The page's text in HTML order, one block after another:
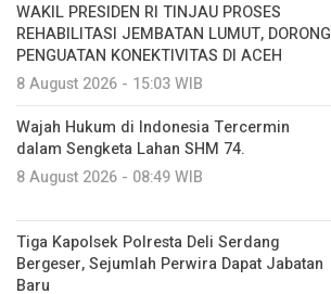
WAKIL PRESIDEN RI TINJAU PROSES
REHABILITASI JEMBATAN LUMUT, DORONG
PENGUATAN KONEKTIVITAS DI ACEH
8 August 2026 - 15:03 WIB
Wajah Hukum di Indonesia Tercermin
dalam Sengketa Lahan SHM 74.
8 August 2026 - 08:49 WIB
Tiga Kapolsek Polresta Deli Serdang
Bergeser, Sejumlah Perwira Dapat Jabatan
Baru